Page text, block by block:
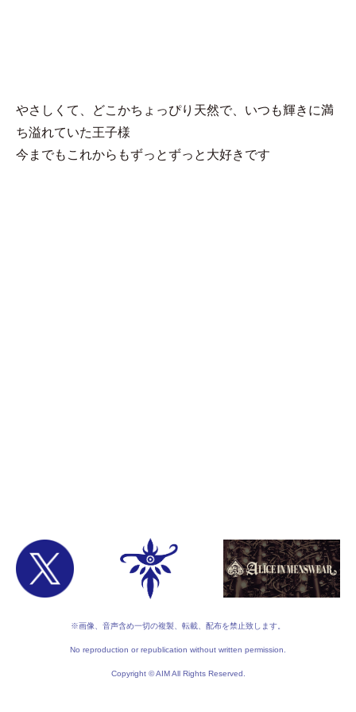
やさしくて、どこかちょっぴり天然で、いつも輝きに満
ち溢れていた王子様
今までもこれからもずっとずっと大好きです
※画像、音声含め一切の複製、転載、配布を禁止致します。
No reproduction or republication without written permission.
Copyright © AIM All Rights Reserved.